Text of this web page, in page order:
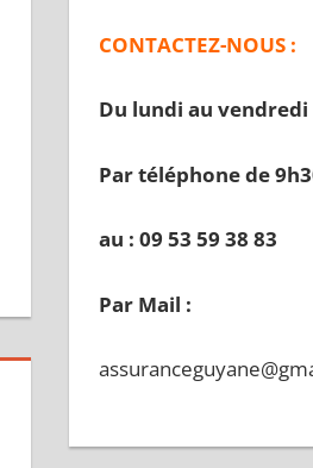
CONTACTEZ-NOUS :
Du lundi au vendredi
Par téléphone de
au : 09 53 59 38 83
Par Mail :